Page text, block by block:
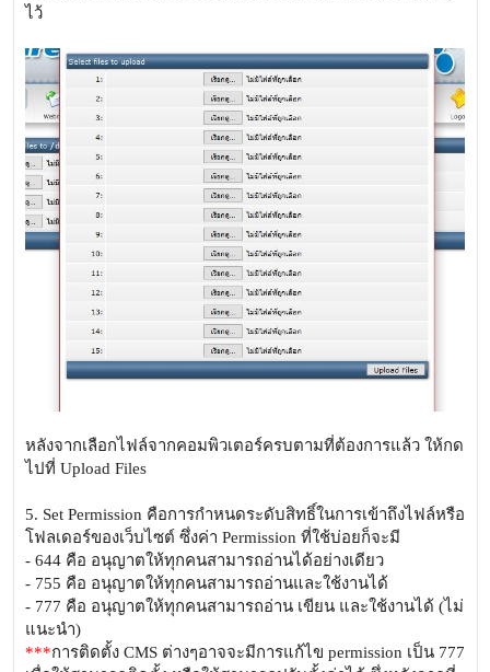
ไว้
หลังจากเลือกไฟล์จากคอมพิวเตอร์ครบตามที่ต้องการแล้ว ให้กด
ไปที่ Upload Files
5. Set Permission คือการกำหนดระดับสิทธิ์ในการเข้าถึงไฟล์หรือ
โฟลเดอร์ของเว็บไซต์ ซึ่งค่า Permission ที่ใช้บ่อยก็จะมี
- 644 คือ อนุญาตให้ทุกคนสามารถอ่านได้อย่างเดียว
- 755 คือ อนุญาตให้ทุกคนสามารถอ่านและใช้งานได้
- 777 คือ อนุญาตให้ทุกคนสามารถอ่าน เขียน และใช้งานได้ (ไม่
แนะนำ)
***การติดตั้ง CMS ต่างๆอาจจะมีการแก้ไข permission เป็น 777